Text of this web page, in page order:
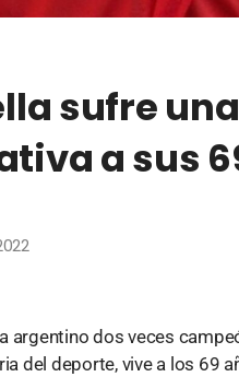
sufre
a sus
argentino dos veces
del deporte, vive a los 69